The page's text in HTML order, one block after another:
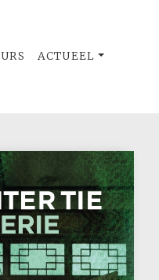
ACTUEEL